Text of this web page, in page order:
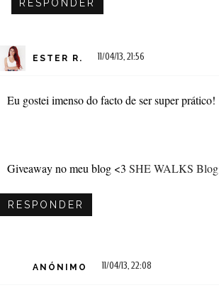
RESPONDER
ESTER R. 11/04/13, 21:56
Eu gostei imenso do facto de ser super prático!
Giveaway no meu blog <3 SHE WALKS Blog
RESPONDER
ANÓNIMO 11/04/13, 22:08